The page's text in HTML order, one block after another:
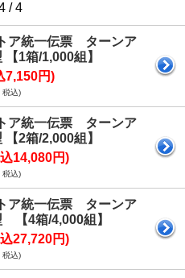
/ 4
ア統一伝票 ターンア
1箱/1,000組】
7,150円)
税込)
ア統一伝票 ターンア
2箱/2,000組】
14,080円)
税込)
ア統一伝票 ターンア
【4箱/4,000組】
27,720円)
税込)